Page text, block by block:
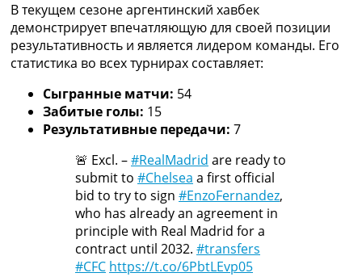
Рейтинг клубов УЕФА
Рейтинг ФИФА
ТВ программа
В текущем сезоне аргентинский хавбек
демонстрирует впечатляющую для своей позиции
результативность и является лидером команды. Его
статистика во всех турнирах составляет:
Сыгранные матчи: 54
Забитые голы: 15
Результативные передачи: 7
🚨 Excl. –#RealMadrid are ready to
submit to #Chelsea a first official
bid to try to sign #EnzoFernandez,
who has already an agreement in
principle with Real Madrid for a
contract until 2032. #transfers
#CFC https://t.co/6PbtLEvp05